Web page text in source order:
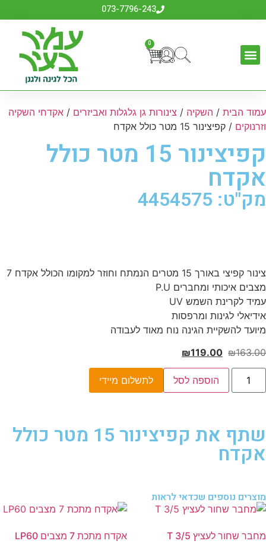
073-7796-243
0
עמוד הבית / השקיה / צינורות גן גלגלות ואביזרים / אקדחי השקיה
וזרנוקים / קפיצינור 15 מטר כולל אקדח
קפיצינור 15 מטר כולל
אקדח
מק"ט: 4454575
צינור קפיצי באורך 15 מטרים הנמתח וחוזר למקומו הכולל אקדח 7
מצבים איכותי ומחברים P.U
עמיד לקרינת השמש UV
אידיאלי לגינות ומרפסות
מיועד להשקיית הגינה נוח מאוד לעבודה
₪163.00
₪119.00
הוספה לסל לתשלום מיידי
שתף את קפיצינור 15 מטר כולל
אקדח
מוצרים נוספים שכדאי לראות
מחבר שחור לעציץ T 3/5 אקדח מתכת 7 מצבים LP60